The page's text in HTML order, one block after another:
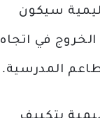
سيكون
في اتجاه
المدرسية.